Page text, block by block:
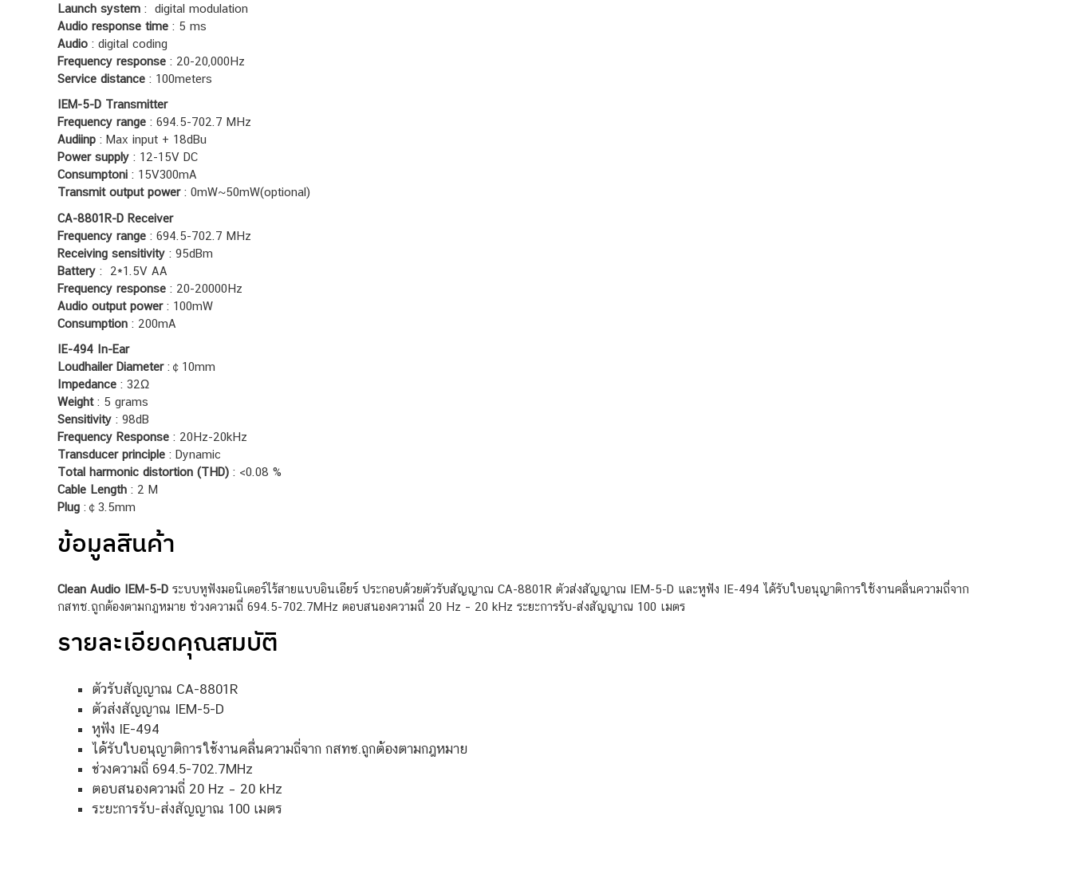
Launch system : digital modulation
Audio response time : 5 ms
Audio : digital coding
Frequency response : 20-20,000Hz
Service distance : 100meters
IEM-5-D Transmitter
Frequency range : 694.5-702.7 MHz
Audiinp : Max input + 18dBu
Power supply : 12-15V DC
Consumptoni : 15V300mA
Transmit output power: 0mW~50mW(optional)
CA-8801R-D Receiver
Frequency range : 694.5-702.7 MHz
Receiving sensitivity : 95dBm
Battery : 2*1.5V AA
Frequency response : 20-20000Hz
Audio output power: 100mW
Consumption : 200mA
IE-494 In-Ear
Loudhailer Diameter:￠10mm
Impedance : 32Ω
Weight: 5 grams
Sensitivity : 98dB
Frequency Response : 20Hz-20kHz
Transducer principle : Dynamic
Total harmonic distortion (THD) : <0.08 %
Cable Length : 2 M
Plug :￠3.5mm
ข้อมูลสินค้า
Clean Audio IEM-5-D ระบบหูฟังมอนิเตอร์ไร้สายแบบอินเอียร์ ประกอบด้วยตัวรับสัญญาณ CA-8801R ตัวส่งสัญญาณ IEM-5-D และหูฟัง IE-494 ได้รับใบอนุญาติการใช้งานคลื่นความถี่จาก
กสทช.ถูกต้องตามกฎหมาย ช่วงความถี่ 694.5-702.7MHz ตอบสนองความถี่ 20 Hz – 20 kHz ระยะการรับ-ส่งสัญญาณ 100 เมตร
รายละเอียดคุณสมบัติ
ตัวรับสัญญาณ CA-8801R
ตัวส่งสัญญาณ IEM-5-D
หูฟัง IE-494
ได้รับใบอนุญาติการใช้งานคลื่นความถี่จาก กสทช.ถูกต้องตามกฎหมาย
ช่วงความถี่ 694.5-702.7MHz
ตอบสนองความถี่ 20 Hz – 20 kHz
ระยะการรับ-ส่งสัญญาณ 100 เมตร